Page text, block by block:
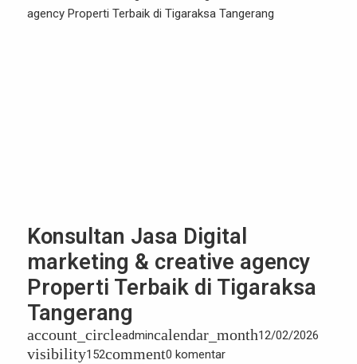
Konsultan Jasa Digital
marketing & creative agency
Properti Terbaik di Tigaraksa
Tangerang
account_circleadmincalendar_month12/02/2026
visibility152comment0 komentar